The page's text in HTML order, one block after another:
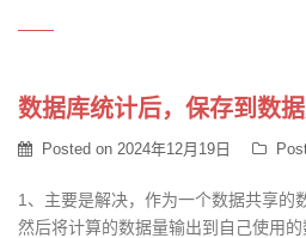
数据库统计后，保存到数
Posted on 2024年12月19日
1、主要是解决，作为一个数据共享的
然后将计算的数据量输出到自己使用